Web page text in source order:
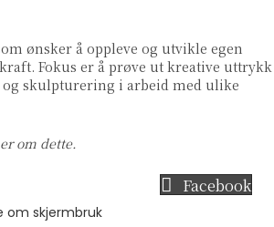
ønsker å oppleve og utvikle egen
Fokus er å prøve ut kreative uttrykk
skulpturering i arbeid med ulike
om dette.
Facebook
om skjermbruk